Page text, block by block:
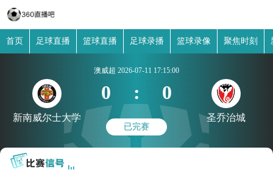
首页 足球直播 篮球直播 足球录播 篮球录像 聚焦时刻
新南威尔士大学
澳威超 2026-07-11 17:15:00
0 : 0
已完赛
圣乔治城